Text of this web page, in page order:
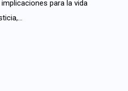
para la vida